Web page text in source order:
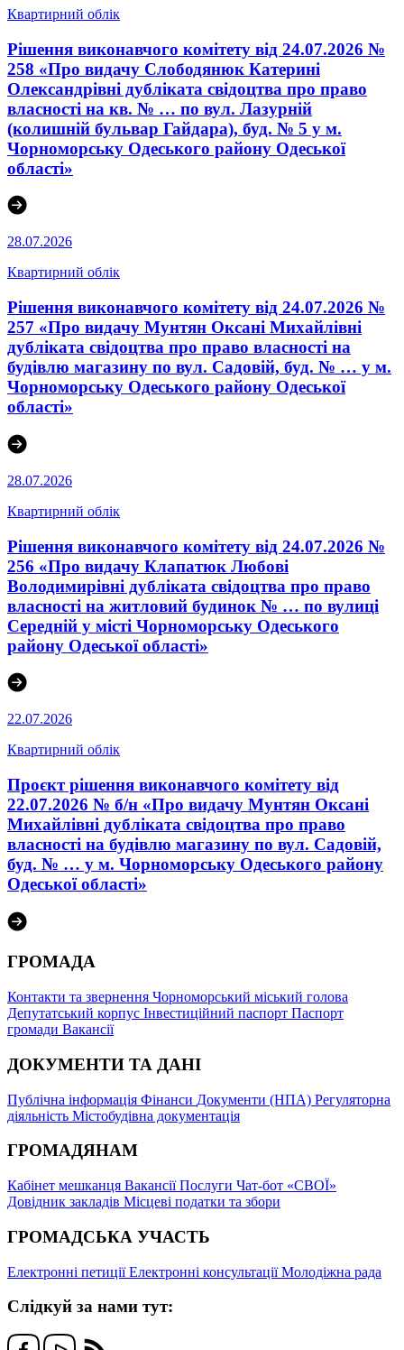
Квартирний облік
Рішення виконавчого комітету від 24.07.2026 №
258 «Про видачу Слободянюк Катерині
Олександрівні дубліката свідоцтва про право
власності на кв. № … по вул. Лазурній
(колишній бульвар Гайдара), буд. № 5 у м.
Чорноморську Одеського району Одеської
області»
28.07.2026
Квартирний облік
Рішення виконавчого комітету від 24.07.2026 №
257 «Про видачу Мунтян Оксані Михайлівні
дубліката свідоцтва про право власності на
будівлю магазину по вул. Садовій, буд. № … у м.
Чорноморську Одеського району Одеської
області»
28.07.2026
Квартирний облік
Рішення виконавчого комітету від 24.07.2026 №
256 «Про видачу Клапатюк Любові
Володимирівні дубліката свідоцтва про право
власності на житловий будинок № … по вулиці
Середній у місті Чорноморську Одеського
району Одеської області»
22.07.2026
Квартирний облік
Проєкт рішення виконавчого комітету від
22.07.2026 № б/н «Про видачу Мунтян Оксані
Михайлівні дубліката свідоцтва про право
власності на будівлю магазину по вул. Садовій,
буд. № … у м. Чорноморську Одеського району
Одеської області»
ГРОМАДА
Контакти та звернення Чорноморський міський голова
Депутатський корпус Інвестиційний паспорт Паспорт
громади Вакансії
ДОКУМЕНТИ ТА ДАНІ
Публічна інформація Фінанси Документи (НПА) Регуляторна
діяльність Містобудівна документація
ГРОМАДЯНАМ
Кабінет мешканця ВакансіїПослуги Чат-бот «СВОЇ»
Довідник закладів Місцеві податки та збори
ГРОМАДСЬКА УЧАСТЬ
Електронні петиціїЕлектронні консультаціїМолодіжна рада
Слідкуй за нами тут: